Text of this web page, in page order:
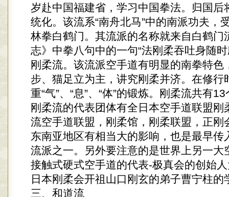
岁赴中国福建省，学习中国拳法。归国后
统化。该流系“南舟北马”中的南派功夫，
林拳白鹤门。其流派的名称就来自白鹤门
志》中拳八句中的一句“法刚柔吞吐身随
刚柔流。该流派空手道有明显的南拳特色
步、猫足立为主，讲究刚柔并济。在修行
重“气”、“息”、“体”的锻炼。刚柔流共有
刚柔流的代表团体有全日本空手道联盟刚
流空手道联盟，刚柔馆，刚柔联盟，正刚
东南亚地区有相当大的影响，也是最早传
流派之一。另外要注意的是世界上另一大
接触式硬式空手道的代表-极真会的创始
日本刚柔会开祖山口刚玄的弟子曹宁柱的
三、和道流